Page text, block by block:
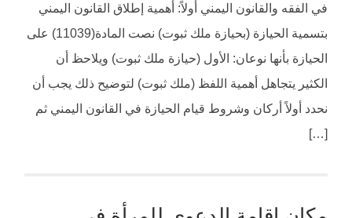
في الفقه والقانون اليمني أولاً: أهمية إطلاق القانون اليمني
بتسمية الحيازة (بحيازة ملك ثبوت) نصت المادة(11039) على
الحيازة بأنها نوعان: الأول (حيازة ملك ثبوت) ويلاحظ أن
الكثير يتجاهل أهمية اللفظ (ملك ثبوت) لتوضيح ذلك يجب أن
نحدد أولاً أركان وشروط قيام الحيازة في القانون اليمني ثم
[…]